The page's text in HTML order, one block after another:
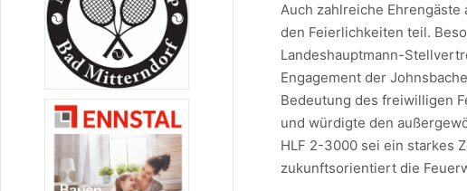
Auch zahlreiche
den Feierlichkeiten teil.
Landeshauptmann-
Engagement der
Bedeutung des freiwilligen
und würdigte den
HLF 2-3000 sei ein starkes
zukunftsorientiert die